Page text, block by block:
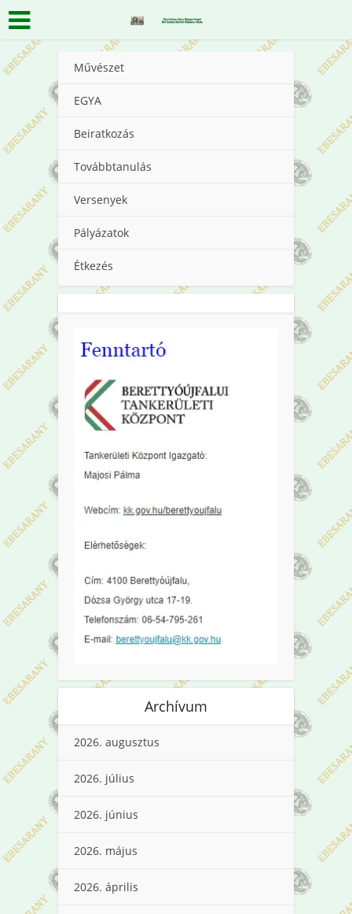
Művészet
EGYA
Beiratkozás
Továbbtanulás
Versenyek
Pályázatok
Étkezés
Archívum
2026. augusztus
2026. július
2026. június
2026. május
2026. április